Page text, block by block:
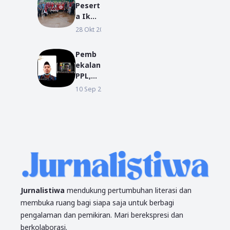
Mahas
iswa
KKN
nak
dan
UM
Pontia
Lulusa
n pada
Wisud
Period
e I TA
2018/2
019
Pesert
a Ikuti
Agend
ES
BERITA
28 Okt 2019
Pemb
ekalan
PPL,
Dekan
n
Akhla
BERITA
10 Sep 2021
Jurnalistiwa mendukung pertumbuhan literasi dan
membuka ruang bagi siapa saja untuk berbagi
pengalaman dan pemikiran. Mari berekspresi dan
berkolaborasi.